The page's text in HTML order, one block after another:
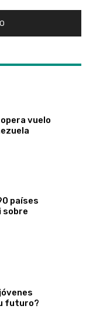
vuelo
países
sobre
futuro?